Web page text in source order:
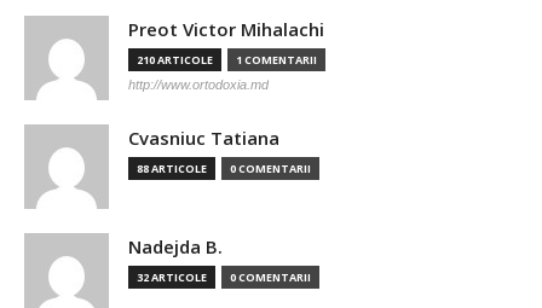
Preot Victor Mihalachi
210 ARTICOLE 1 COMENTARII
http://www.ortodoxia.md
Cvasniuc Tatiana
88 ARTICOLE 0 COMENTARII
Nadejda B.
32 ARTICOLE 0 COMENTARII